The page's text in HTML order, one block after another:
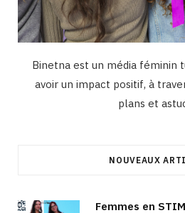
Binetna est un média féminin
avoir un impact positif, à
plans et
NOUVEAUX
Femmes en